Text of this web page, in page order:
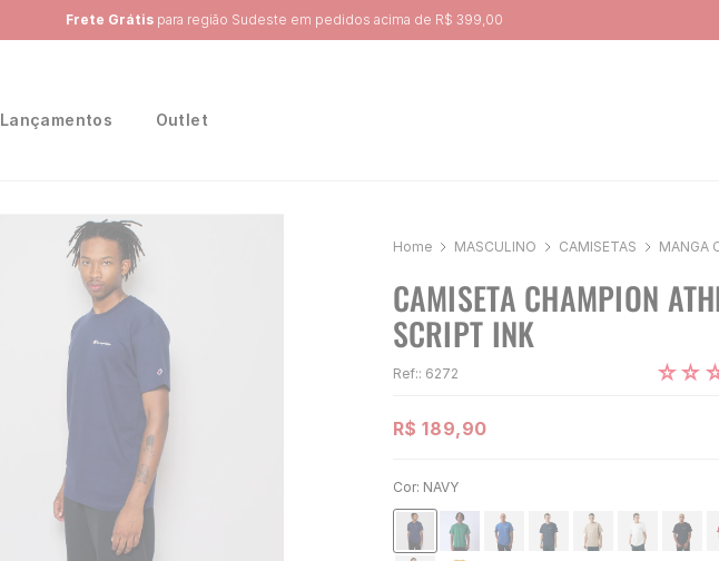
Ganhe 10% na primeira compra, utilizando o cupom: PRIMEIRA10
Lançamentos Outlet
MASCULINO CAMISETAS MANGA
CAMISETA CHAMPION
SCRIPT INK
Ref:: 6272 ☆☆
R$ 189,90
Cor: NAVY